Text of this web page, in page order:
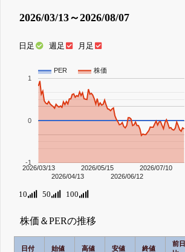
2026/03/13～2026/08/07
日足 週足 月足
PER 株価
2026/03/13
2026/04/13
2026/05/15
2026/06/12
2026/07/10
-1
0
1
10 50 100
株価＆PERの推移
日付 始値 高値 安値 終値
前日